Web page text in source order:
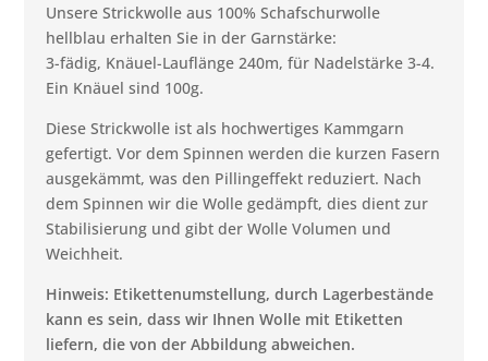
Unsere Strickwolle aus 100% Schafschurwolle
hellblau erhalten Sie in der Garnstärke:
3-fädig, Knäuel-Lauflänge 240m, für Nadelstärke 3-4.
Ein Knäuel sind 100g.
Diese Strickwolle ist als hochwertiges Kammgarn
gefertigt. Vor dem Spinnen werden die kurzen Fasern
ausgekämmt, was den Pillingeffekt reduziert. Nach
dem Spinnen wir die Wolle gedämpft, dies dient zur
Stabilisierung und gibt der Wolle Volumen und
Weichheit.
Hinweis: Etikettenumstellung, durch Lagerbestände
kann es sein, dass wir Ihnen Wolle mit Etiketten
liefern, die von der Abbildung abweichen.